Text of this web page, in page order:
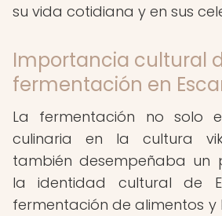
su vida cotidiana y en sus
Importancia cultural
fermentación en
La fermentación no solo
culinaria en la cultura
también desempeñaba un
la identidad cultural de
fermentación de alimentos